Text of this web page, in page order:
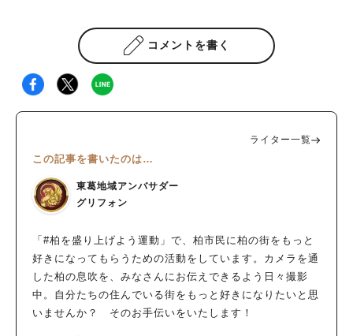
コメントを書く
ライター一覧
この記事を書いたのは…
東葛地域アンバサダー
グリフォン
「#柏を盛り上げよう運動」で、柏市民に柏の街をもっと
好きになってもらうための活動をしています。カメラを通
した柏の息吹を、みなさんにお伝えできるよう日々撮影
中。自分たちの住んでいる街をもっと好きになりたいと思
いませんか？ そのお手伝いをいたします！